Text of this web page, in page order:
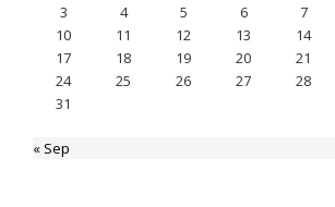
3
4 5 6 7
10
11 12 13 14
17
18 19 20 21
24
25 26 27 28
31
« Sep